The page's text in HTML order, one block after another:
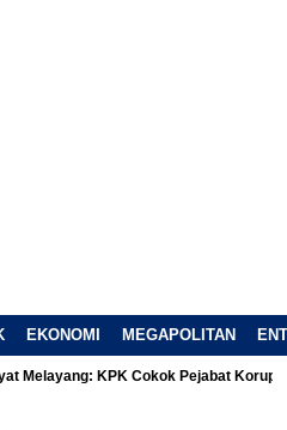
EKONOMI MEGAPOLITAN
Melayang: KPK Cokok Pejabat Korup